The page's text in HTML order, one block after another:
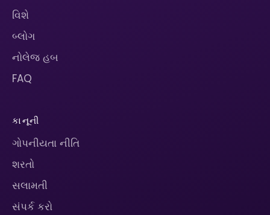
વિશે
બ્લોગ
નોલેજ હબ
FAQ
કાનૂની
ગોપનીયતા નીતિ
શરતો
સલામતી
સંપર્ક કરો